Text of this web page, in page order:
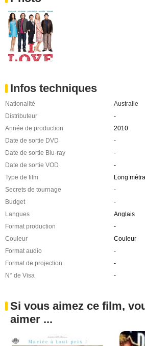
Infos techniques
Nationalité
Australie
Distributeur
-
Année de production
2010
Date de sortie DVD
-
Date de sortie Blu-ray
-
Date de sortie VOD
-
Type de film
Long
Secrets de tournage
-
Budget
-
Langues
Anglais
Format production
-
Couleur
Couleur
Format audio
-
Format de projection
-
N° de Visa
-
Si vous aimez ce film,
aimer ...